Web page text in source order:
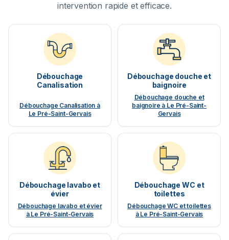
intervention rapide et efficace.
Débouchage
Canalisation
Débouchage Canalisation à
Le Pré-Saint-Gervais
Débouchage douche et
baignoire
Débouchage douche et
baignoire à Le Pré-Saint-
Gervais
Débouchage lavabo et
évier
Débouchage lavabo et évier
à Le Pré-Saint-Gervais
Débouchage WC et
toilettes
Débouchage WC et toilettes
à Le Pré-Saint-Gervais